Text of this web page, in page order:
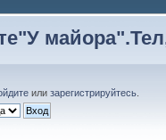
илизарегистрируйтесь